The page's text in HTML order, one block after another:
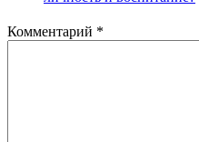
Комментарий *